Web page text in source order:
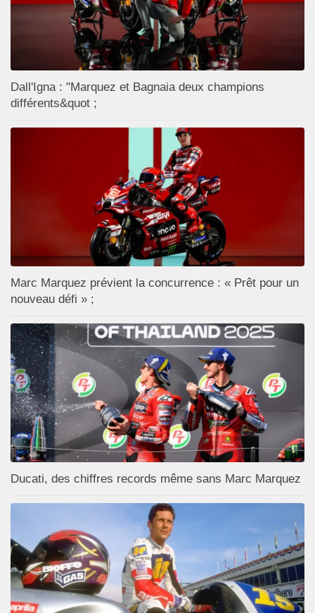
Dall'Igna : "Marquez et Bagnaia deux champions
différents&quot ;
Marc Marquez prévient la concurrence : « Prêt pour un
nouveau défi » ;
Ducati, des chiffres records même sans Marc Marquez